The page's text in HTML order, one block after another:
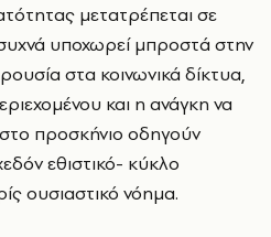
μετατρέπεται σε
υποχωρεί μπροστά στην
στα κοινωνικά δίκτυα,
και η ανάγκη να
προσκήνιο οδηγούν
εθιστικό- κύκλο
ουσιαστικό νόημα.